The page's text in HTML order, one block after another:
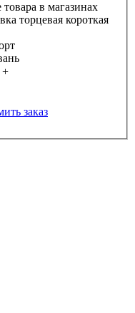
в магазинах
торцевая короткая
+
заказ